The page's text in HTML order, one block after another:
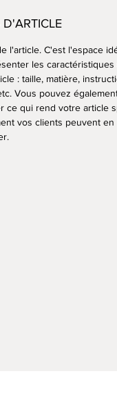
D'ARTICLE
l'article. C'est l'espace
les caractéristiques
: taille, matière,
Vous pouvez
ce qui rend votre article
vos clients peuvent en